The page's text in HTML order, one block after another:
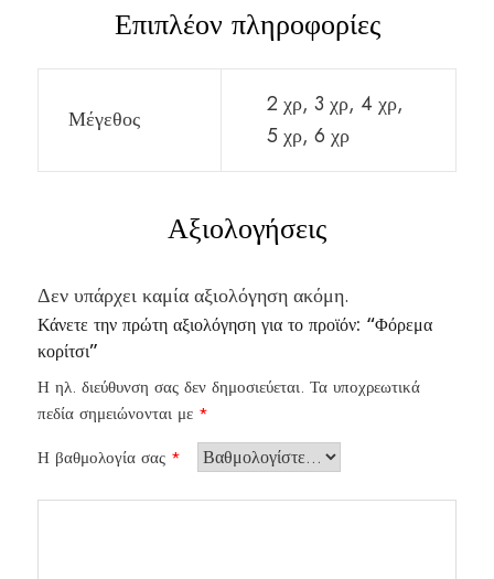
Επιπλέον πληροφορίες
Μέγεθος
2 χρ, 3 χρ, 4 χρ,
5 χρ, 6 χρ
Αξιολογήσεις
Δεν υπάρχει καμία αξιολόγηση ακόμη.
Κάνετε την πρώτη αξιολόγηση για το προϊόν: “Φόρεμα
κορίτσι”
Η ηλ. διεύθυνση σας δεν δημοσιεύεται. Τα υποχρεωτικά
πεδία σημειώνονται με *
Η βαθμολογία σας *